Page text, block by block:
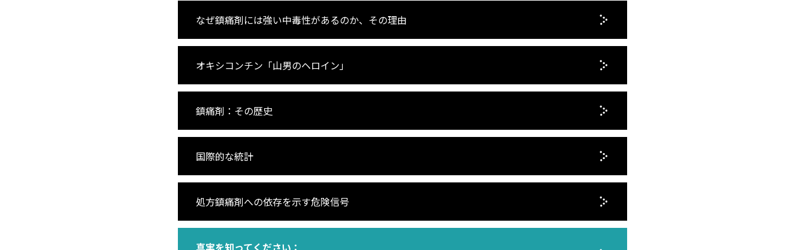
なぜ鎮痛剤には強い中毒性があるのか、その理由
オキシコンチン「山男のヘロイン」
鎮痛剤：その歴史
国際的な統計
処方鎮痛剤への依存を示す危険信号
真実を知ってください：